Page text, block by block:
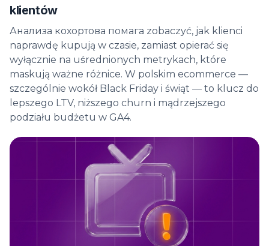
klientów
Анализа кохортова помага zobaczyć, jak klienci
naprawdę kupują w czasie, zamiast opierać się
wyłącznie na uśrednionych metrykach, które
maskują ważne różnice. W polskim ecommerce —
szczególnie wokół Black Friday i świąt — to klucz do
lepszego LTV, niższego churn i mądrzejszego
podziału budżetu w GA4.